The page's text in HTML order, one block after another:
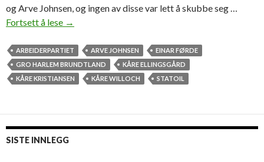
og Arve Johnsen, og ingen av disse var lett å skubbe seg …
Fortsett å lese D
G
r
o
t
→
ARBEIDERPARTIET ARVE JOHNSEN
EINAR FØRDE
GRO HARLEM BRUNDTLAND
KÅRE ELLINGSGÅRD
KÅRE KRISTIANSEN
KÅRE WILLOCH STATOIL
SISTE INNLEGG